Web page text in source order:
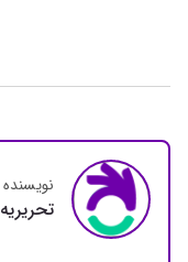
نویسنده
تحريريه 3گام